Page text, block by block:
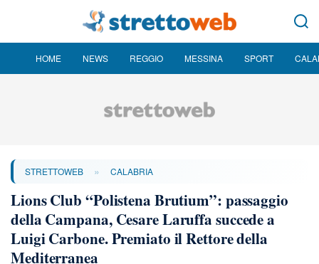
HOME NEWS REGGIO MESSINA SPORT
STRETTOWEB » CALABRIA
Lions Club “Polistena Brutium”: passaggio
della Campana, Cesare Laruffa succede a
Luigi Carbone. Premiato il Rettore della
Mediterranea